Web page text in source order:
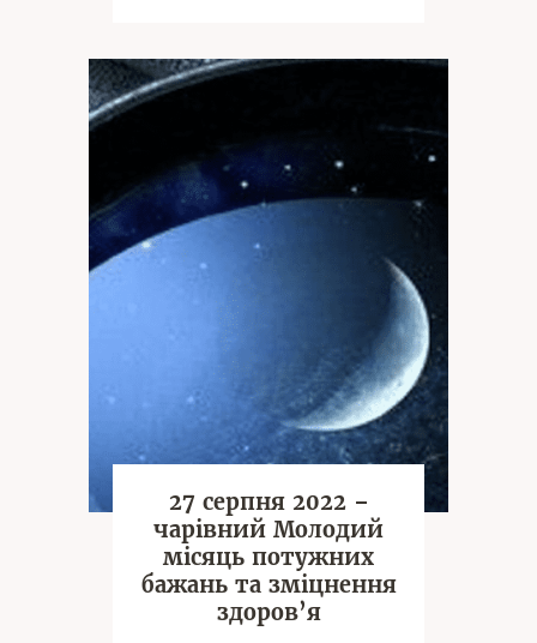
27 серпня 2022 –
чарівний Молодий
місяць потужних
бажань та зміцнення
здоров’я